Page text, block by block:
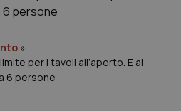
»
per i tavoli all’aperto. E al
6 persone